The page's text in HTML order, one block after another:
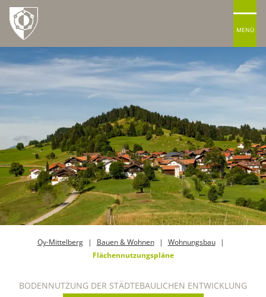
MENÜ
Oy-Mittelberg Bauen & Wohnen
Wohnungsbau
Flächennutzungspläne
BODENNUTZUNG DER STÄDTEBAULICHEN ENTWICKLUNG